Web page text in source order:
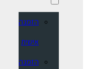
הזמנה
אישית
הזמנה